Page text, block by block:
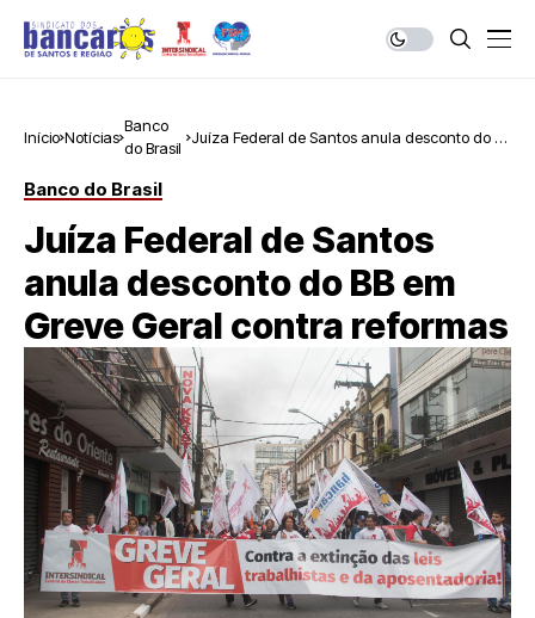
Início Notícias
Banco
do Brasil
Juíza Federal de Santos anula desconto do BB
Banco do Brasil
Juíza Federal de Santos
anula desconto do BB em
Greve Geral contra reformas